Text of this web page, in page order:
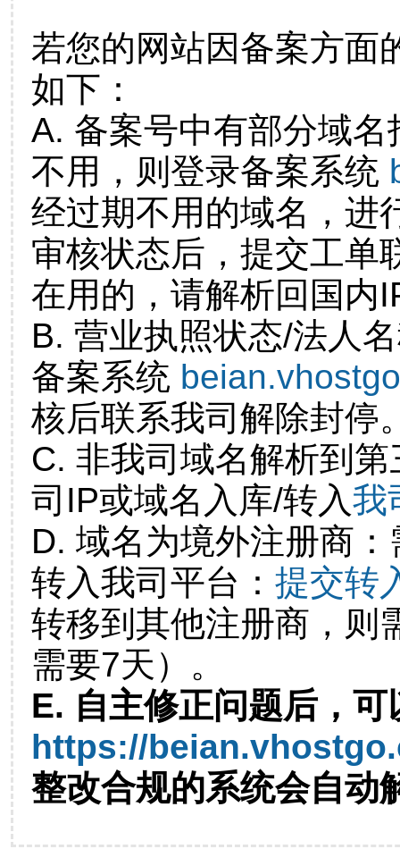
若您的网站因备案方面
如下：
A. 备案号中有部分域
不用，则登录备案系统
经过期不用的域名，进
审核状态后，提交工单
在用的，请解析回国内
B. 营业执照状态/法人
备案系统
核后联系我司解除封停
C. 非我司域名解析到
司IP或域名入库/转入我
D. 域名为境外注册商
转入我司平台： 提交转
转移到其他注册商，则
需要7天）。
E. 自主修正问题后，可
https://
整改合规的系统会自动